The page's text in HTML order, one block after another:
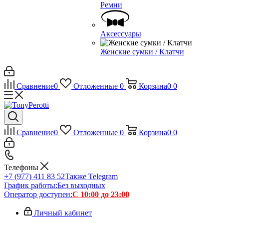
Ремни
Аксессуары
Женские сумки / Клатчи
Сравнение0 Отложенные 0 Корзина0 0
Сравнение0 Отложенные 0 Корзина0 0
Телефоны
+7 (977) 411 83 52Также Telegram
График работы:Без выходных
Оператор доступен:С 10:00 до 23:00
Личный кабинет